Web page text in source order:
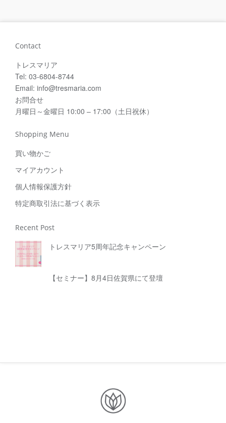
Contact
トレスマリア
Tel: 03-6804-8744
Email: info@tresmaria.com
お問合せ
月曜日～金曜日 10:00 – 17:00（土日祝休）
Shopping Menu
買い物かご
マイアカウント
個人情報保護方針
特定商取引法に基づく表示
Recent Post
トレスマリア5周年記念キャンペーン
【セミナー】8月4日佐賀県にて登壇